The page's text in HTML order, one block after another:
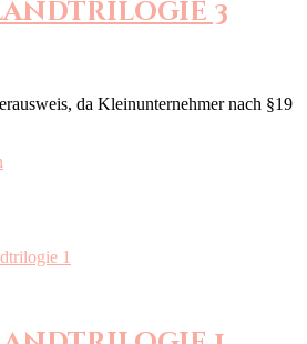
3
da Kleinunternehmer nach §19